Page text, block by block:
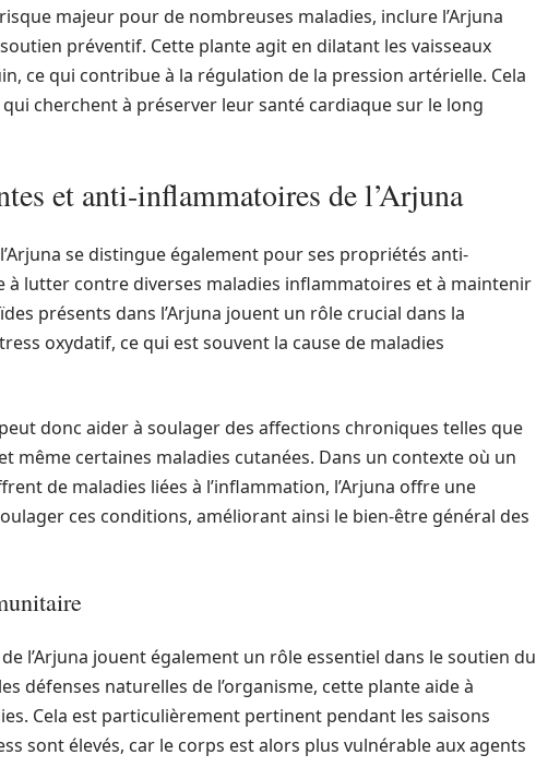
majeur pour de nombreuses maladies, inclure l’Arjuna
préventif. Cette plante agit en dilatant les vaisseaux
ce qui contribue à la régulation de la pression artérielle. Cela
cherchent à préserver leur santé cardiaque sur le long
et anti-inflammatoires de l’Arjuna
se distingue également pour ses propriétés anti-
à lutter contre diverses maladies inflammatoires et à maintenir
présents dans l’Arjuna jouent un rôle crucial dans la
oxydatif, ce qui est souvent la cause de maladies
donc aider à soulager des affections chroniques telles que
même certaines maladies cutanées. Dans un contexte où un
de maladies liées à l’inflammation, l’Arjuna offre une
ces conditions, améliorant ainsi le bien-être général des
l’Arjuna jouent également un rôle essentiel dans le soutien du
défenses naturelles de l’organisme, cette plante aide à
Cela est particulièrement pertinent pendant les saisons
sont élevés, car le corps est alors plus vulnérable aux agents